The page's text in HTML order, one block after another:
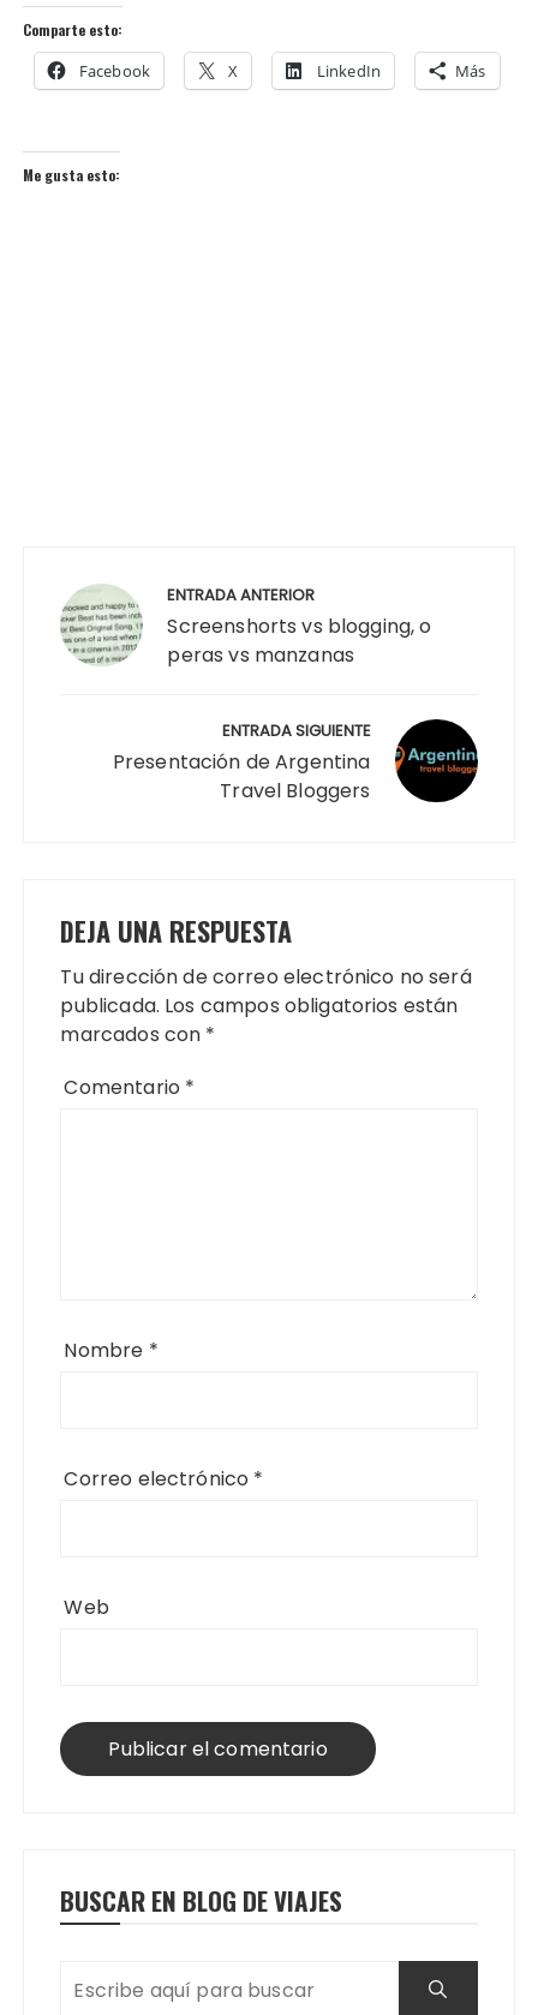
Comparte esto:
Facebook X LinkedIn Más
Me gusta esto:
entradas
ENTRADA ANTERIOR
Screenshorts vs blogging, o
peras vs manzanas
ENTRADA SIGUIENTE
Presentación de Argentina
Travel Bloggers
DEJA UNA RESPUESTA
Tu dirección de correo electrónico no será
publicada. Los campos obligatorios están
marcados con *
Comentario *
Nombre *
Correo electrónico *
Web
BUSCAR EN BLOG DE VIAJES